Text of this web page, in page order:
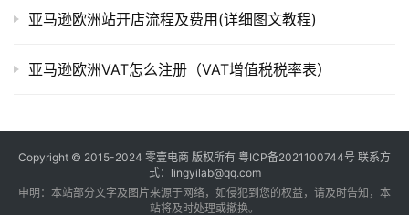
亚马逊欧洲站开店流程及费用(详细图文教程)
亚马逊欧洲VAT怎么注册（VAT增值税税率表）
Copyright © 2015-2024 零壹电商 版权所有 粤ICP备2021100744号 联系方
式：lingyilab@qq.com
申明：本站部分文字及图片来源于网络，如侵犯到您的权益，请及时告知，本
站将及时处理或撤换。